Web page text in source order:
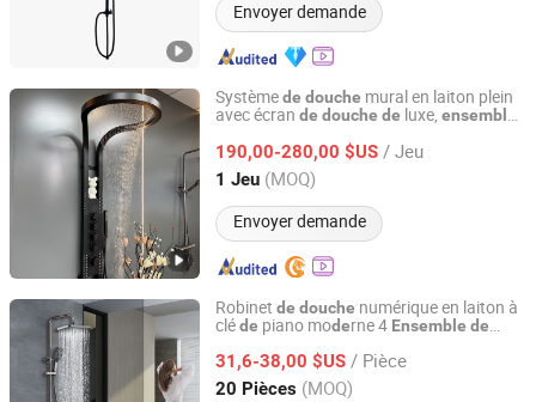
Envoyer demande
Systèmede douche mural en laiton plein
avec écran de douche de luxe, ensemble
cascade, accessoires
190,00-280,00 $US / Jeu
1 Jeu (MOQ)
Envoyer demande
Guangzhou Homedec Sanitary Ware Co., Ltd.
Guangdong, China Depuis 2022
Robinet de douche numérique en laiton à
cléde piano moderne 4 Ensemble de
31,6-38,00 $US / Pièce
20 Pièces (MOQ)
Taizhou Bobao Industry & Trade Co., Ltd.
Zhejiang, China Depuis 2024